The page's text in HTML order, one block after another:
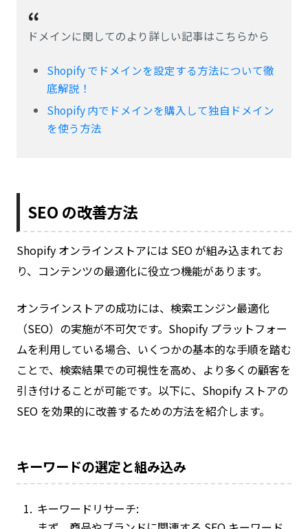
ドメインに関してのより詳しい記事はこちらから
Shopify でドメインを設定する方法について徹
底解説！
Shopify 内でドメインを購入して独自ドメイン
を使う方法
SEO の改善方法
Shopify オンラインストアには SEO が組み込まれてお
り、コンテンツの最適化に役立つ機能があります。
オンラインストアの成功には、検索エンジン最適化
（SEO）の実施が不可欠です。Shopify プラットフォー
ムを利用している場合、いくつかの基本的な手順を踏む
ことで、検索結果での可視性を高め、より多くの顧客を
引き付けることが可能です。以下に、Shopify ストアの
SEO を効果的に改善するための方法を紹介します。
キーワードの選定と組み込み
キーワードリサーチ: